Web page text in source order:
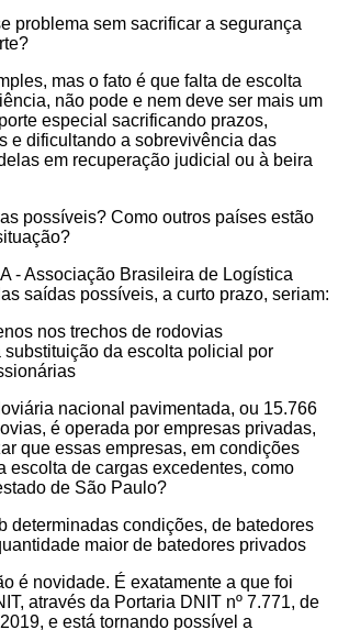
problema sem sacrificar a segurança
mas o fato é que falta de escolta
não pode e nem deve ser mais um
especial sacrificando prazos,
e dificultando a sobrevivência das
em recuperação judicial ou à beira
possíveis? Como outros países estão
- Associação Brasileira de Logística
saídas possíveis, a curto prazo, seriam:
nos trechos de rodovias
da escolta policial por
nacional pavimentada, ou 15.766
é operada por empresas privadas,
que essas empresas, em condições
escolta de cargas excedentes, como
de São Paulo?
determinadas condições, de batedores
maior de batedores privados
é novidade. É exatamente a que foi
através da Portaria DNIT nº 7.771, de
e está tornando possível a